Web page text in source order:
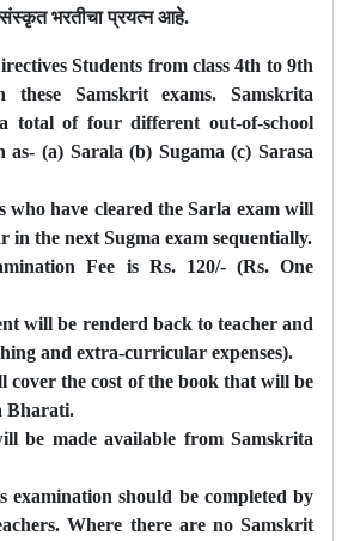
भरतीचा प्रयत्न आहे.
Students from class 4th to 9th
these Samskrit exams. Samskrita
total of four different out-of-school
as- (a) Sarala (b) Sugama (c) Sarasa
who have cleared the Sarla exam will
in the next Sugma exam sequentially.
Fee is Rs. 120/- (Rs. One
will be renderd back to teacher and
and extra-curricular expenses).
cover the cost of the book that will be
Bharati.
be made available from Samskrita
examination should be completed by
Where there are no Samskrit